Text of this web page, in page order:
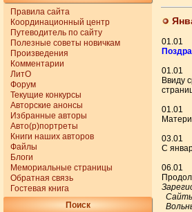
Правила сайта
Координационный центр
Путеводитель по сайту
Полезные советы новичкам
Произведения
Комментарии
ЛитО
Форум
Текущие конкурсы
Авторские анонсы
Избранные авторы
Авто(р)портреты
Книги наших авторов
Файлы
Блоги
Мемориальные страницы
Обратная связь
Гостевая книга
Поиск
01.01
01.01
Ввиду
01.01
03.01
С
06.01